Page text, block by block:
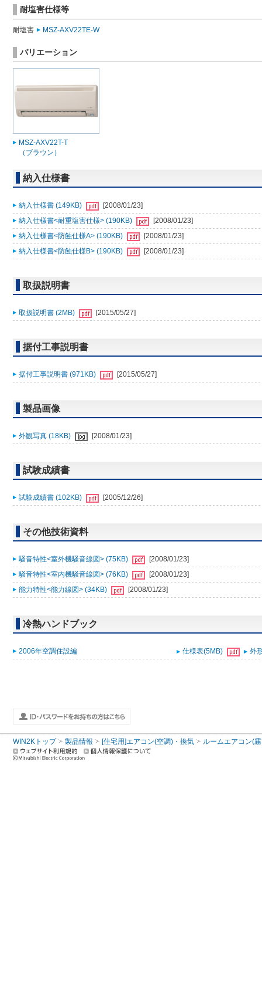
耐塩害仕様等
耐塩害 MSZ-AXV22TE-W
バリエーション
MSZ-AXV22T-T
（ブラウン）
納入仕様書
納入仕様書 (149KB)
[2008/01/23]
納入仕様書<耐重塩害仕様> (190KB)
[2008/01/23]
納入仕様書<防蝕仕様A> (190KB)
[2008/01/23]
納入仕様書<防蝕仕様B> (190KB)
[2008/01/23]
取扱説明書
取扱説明書 (2MB) [2015/05/27]
据付工事説明書
据付工事説明書 (971KB) [2015/05/27]
製品画像
外観写真 (18KB) [2008/01/23]
試験成績書
試験成績書 (102KB) [2005/12/26]
その他技術資料
騒音特性<室外機騒音線図> (75KB)
[2008/01/23]
騒音特性<室内機騒音線図> (76KB)
[2008/01/23]
能力特性<能力線図> (34KB)
[2008/01/23]
冷熱ハンドブック
2006年空調住設編 仕様表(5MB) 外
WIN2Kトップ 製品情報 [住宅用]エアコン(空調)・換気 ルームエアコン(